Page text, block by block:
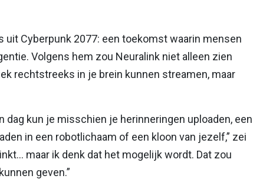
uit Cyberpunk 2077: een toekomst waarin mensen
Volgens hem zou Neuralink niet alleen zien
rechtstreeks in je brein kunnen streamen, maar
dag kun je misschien je herinneringen uploaden, een
in een robotlichaam of een kloon van jezelf,” zei
maar ik denk dat het mogelijk wordt. Dat zou
geven.”